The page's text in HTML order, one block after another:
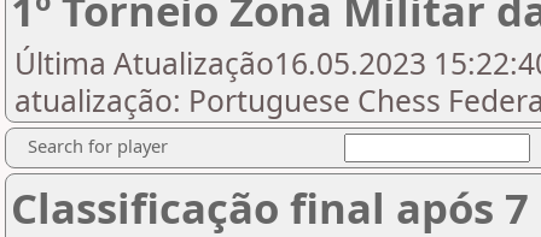
Última Atualização16.05.2023
atualização: Portuguese Chess
Search for player
Classificação final após